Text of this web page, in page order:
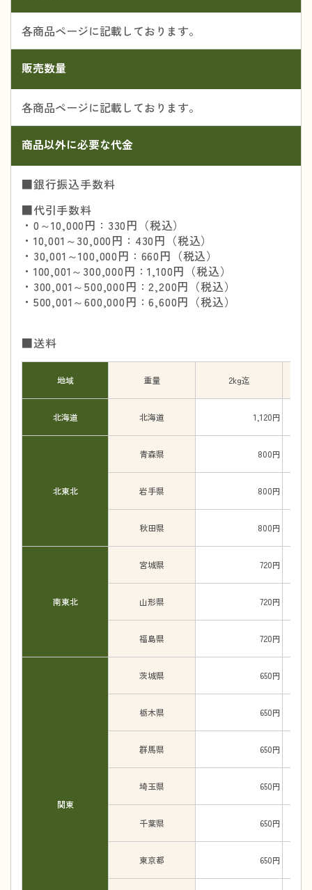
各商品ページに記載しております。
販売数量
各商品ページに記載しております。
商品以外に必要な代金
■銀行振込手数料
■代引手数料
・0～10,000円：330円（税込）
・10,001～30,000円：430円（税込）
・30,001～100,000円：660円（税込）
・100,001～300,000円：1,100円（税込）
・300,001～500,000円：2,200円（税込）
・500,001～600,000円：6,600円（税込）
■送料
地域 重量 2kg迄
北海道 北海道 1,120円
北東北
青森県 800円
岩手県 800円
秋田県 800円
南東北
宮城県 720円
山形県 720円
福島県 720円
関東
茨城県 650円
栃木県 650円
群馬県 650円
埼玉県 650円
千葉県 650円
東京都 650円